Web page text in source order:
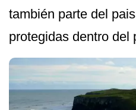
también parte del
protegidas dentro del